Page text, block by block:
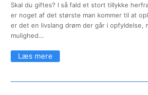
Skal du giftes? I så fald et stort tillykke
er noget af det største man kommer til at
er det en livslang drøm der går i opfyldelse,
mulighed…